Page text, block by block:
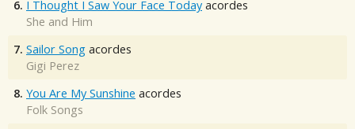
6. I Thought I Saw Your Face Today acordes
She and Him
7. Sailor Song acordes
Gigi Perez
8. You Are My Sunshine acordes
Folk Songs